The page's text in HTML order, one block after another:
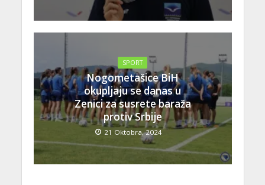
SPORT
Nogometašice BiH
okupljaju se danas u
Zenici za susrete baraža
protiv Srbije
21 Oktobra, 2024